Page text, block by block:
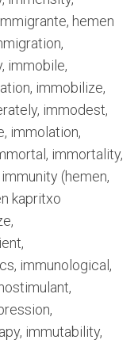
hemen
immobile,
immobilize,
immodest,
immolation,
immortality,
(hemen,
immunological,
immutability,